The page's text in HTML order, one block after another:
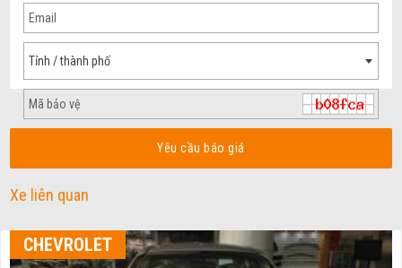
Tỉnh / thành phố
Yêu cầu báo giá
Xe liên quan
CHEVROLET